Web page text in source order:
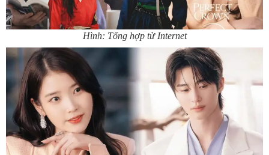
Hình: Tổng hợp từ Internet